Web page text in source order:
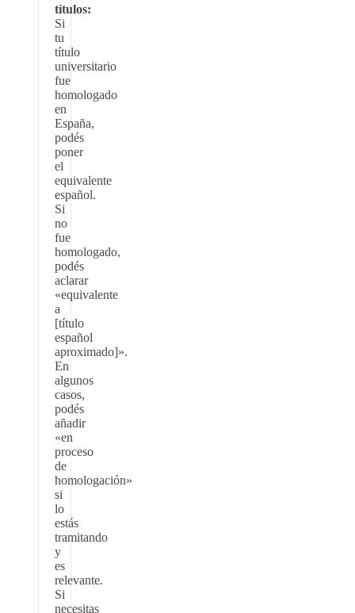
títulos:
Si
tu
título
universitario
fue
homologado
en
España,
podés
poner
el
equivalente
español.
Si
no
fue
homologado,
podés
aclarar
«equivalente
a
[título
español
aproximado]».
En
algunos
casos,
podés
añadir
«en
proceso
de
homologación»
si
lo
estás
tramitando
y
es
relevante.
Si
necesitas